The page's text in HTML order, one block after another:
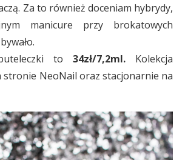
Za to również doceniam hybrydy,
manicure przy brokatowych
to 34zł/7,2ml. Kolekcja
stronie NeoNail oraz stacjonarnie na